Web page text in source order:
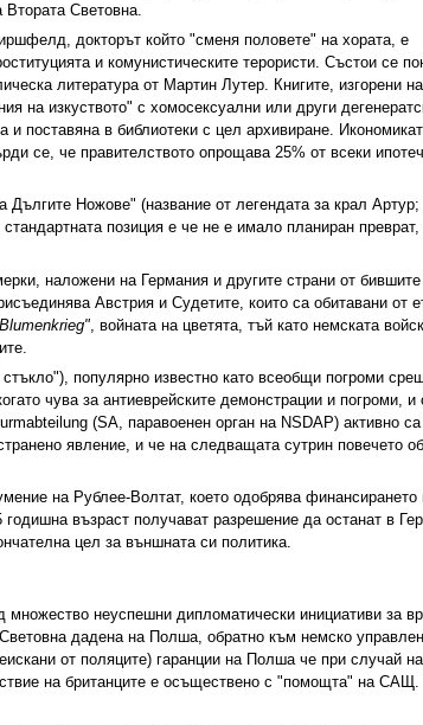
Световна.
докторът който "сменя половете" на хората, е
и комунистическите терористи. Състои се
литература от Мартин Лутер. Книгите, изгорени
на изкуството" с хомосексуални или други
поставяна в библиотеки с цел архивиране.
се, че правителството опрощава 25% от всеки
Ножове" (название от легендата за крал
позиция е че не е имало планиран
наложени на Германия и другите страни от
Австрия и Судетите, които са обитавани от
, войната на цветята, тъй като немската
популярно известно като всеобщи погроми
чува за антиеврейските демонстрации и погроми, и
(SA, паравоенен орган на NSDAP) активно
явление, и че на следващата сутрин повечето
на Рублее-Волтат, което одобрява финансирането
възраст получават разрешение да останат в
цел за външната си политика.
неуспешни дипломатически инициативи за
дадена на Полша, обратно към немско
от поляците) гаранции на Полша че при случай
на британците е осъществено с "помощта" на САЩ.